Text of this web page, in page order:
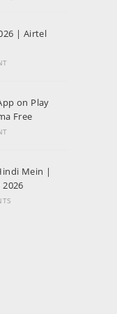
| Airtel
on Play
Free
Mein |